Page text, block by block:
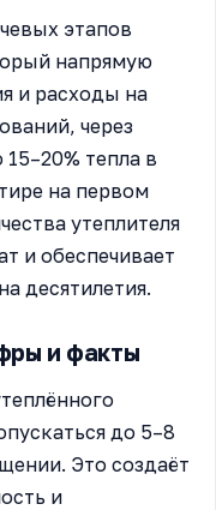
этапов
напрямую
и расходы на
через
тепла в
на первом
утеплителя
и обеспечивает
десятилетия.
и факты
до 5–8
Это создаёт
и